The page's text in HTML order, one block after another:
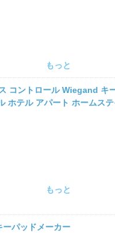
もっと
コントロール Wiegand キ
ホテル アパート ホームステ
もっと
パッドメーカー